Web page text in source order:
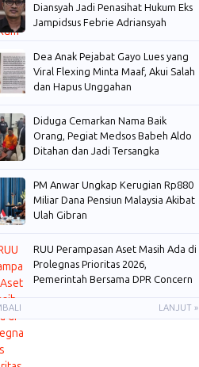
Diansyah Jadi Penasihat Hukum Eks
Jampidsus Febrie Adriansyah
Dea Anak Pejabat Gayo Lues yang
Viral Flexing Minta Maaf, Akui Salah
dan Hapus Unggahan
Diduga Cemarkan Nama Baik
Orang, Pegiat Medsos Babeh Aldo
Ditahan dan Jadi Tersangka
PM Anwar Ungkap Kerugian Rp880
Miliar Dana Pensiun Malaysia Akibat
Ulah Gibran
RUU Perampasan Aset Masih Ada di
Prolegnas Prioritas 2026,
Pemerintah Bersama DPR Concern
LANJUT »